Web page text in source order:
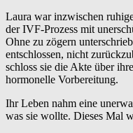
Laura war inzwischen
der IVF-Prozess mit
Ohne zu zögern
entschlossen, nicht
schloss sie die Akte über
hormonelle Vorbereitung.
Ihr Leben nahm eine
was sie wollte. Dieses Mal